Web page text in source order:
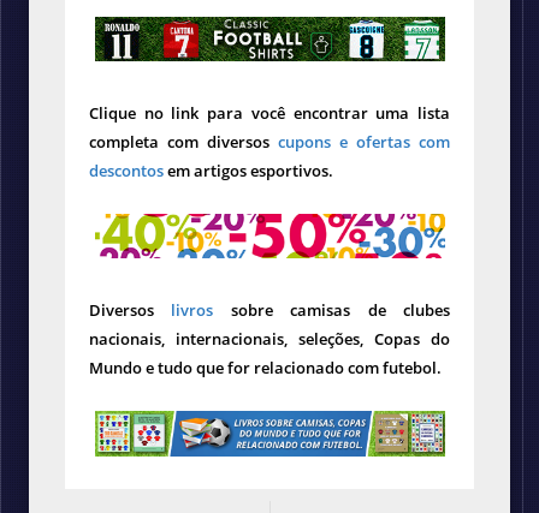
Clique no link para você encontrar uma lista
completa com diversos cupons e ofertas com
descontosem artigos esportivos.
Diversos livros sobre camisas de clubes
nacionais, internacionais, seleções, Copas do
Mundo e tudo que for relacionado com futebol.